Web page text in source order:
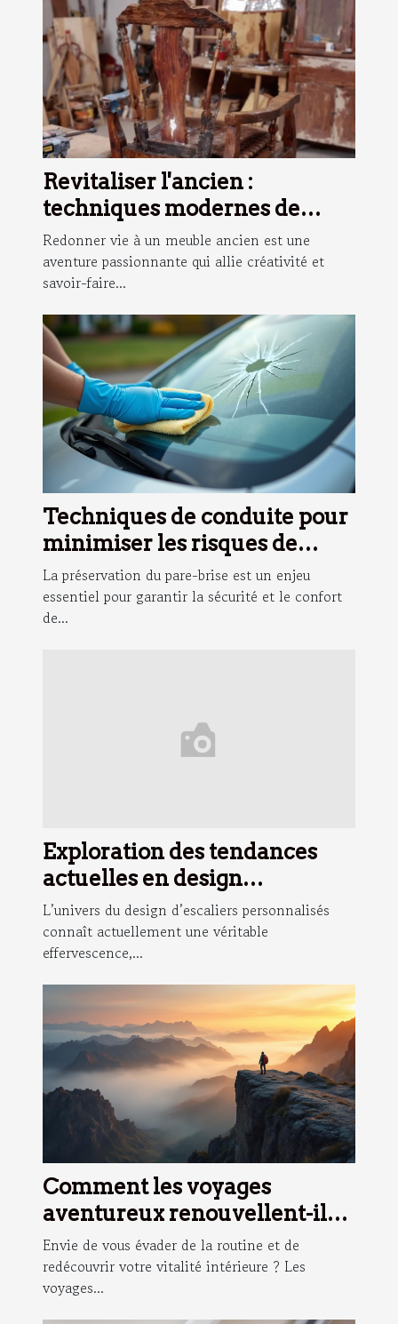
Revitaliser l'ancien :
techniques modernes de
restauration de meubles
Redonner vie à un meuble ancien est une
aventure passionnante qui allie créativité et
savoir-faire...
Techniques de conduite pour
minimiser les risques de
dommage au pare-brise
La préservation du pare-brise est un enjeu
essentiel pour garantir la sécurité et le confort
de...
Exploration des tendances
actuelles en design
d'escaliers personnalisés
L’univers du design d’escaliers personnalisés
connaît actuellement une véritable
effervescence,...
Comment les voyages
aventureux renouvellent-ils
l'esprit ?
Envie de vous évader de la routine et de
redécouvrir votre vitalité intérieure ? Les
voyages...